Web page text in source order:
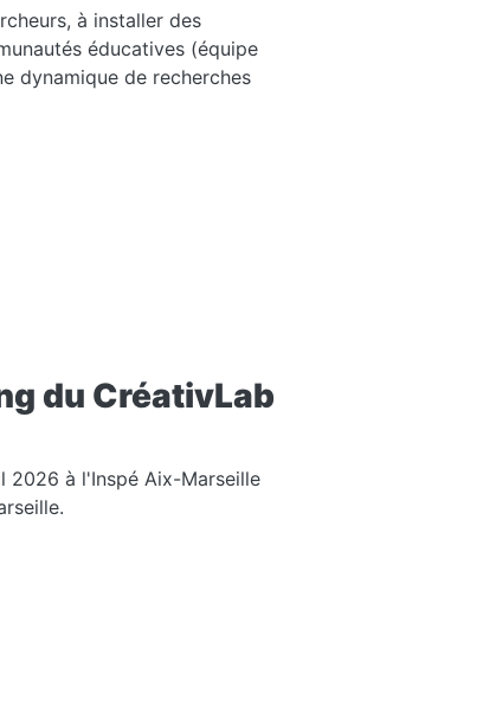
à installer des
éducatives (équipe
dynamique de recherches
du CréativLab
2026 à l'Inspé Aix-Marseille